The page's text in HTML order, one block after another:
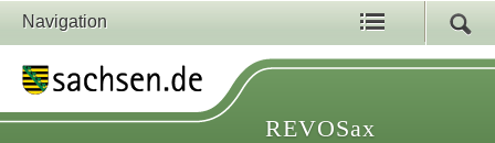
Navigation
REVOSax